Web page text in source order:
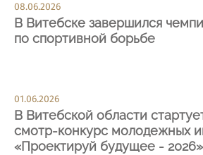
08.06.2026
В Витебске завершился
по спортивной борьбе
01.06.2026
В Витебской области
смотр-конкурс молодежных
«Проектируй будущее - 2026»